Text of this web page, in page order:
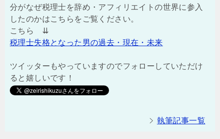
分がなぜ税理士を辞め・アフィリエイトの世界に参入
したのかはこちらをご覧ください。
こちら ⇊
税理士失格となった男の過去・現在・未来
ツイッターもやっていますのでフォローしていただけ
ると嬉しいです！
執筆記事一覧